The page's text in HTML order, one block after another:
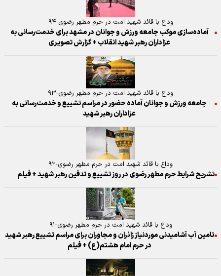
وداع با قائد شهید امت در حرم مطهر رضوی-۹۴
آماده‌سازی موکب جامعه ورزش و جوانان در مشهد برای خدمت‌رسانی به
عزاداران رهبر شهید انقلاب + گزارش تصویری
وداع با قائد شهید امت در حرم مطهر رضوی-۹۳
جامعه ورزش و جوانان آماده حضور در مراسم تشییع و خدمت‌رسانی به
عزاداران رهبر شهید
وداع با قائد شهید امت در حرم مطهر رضوی-۹۲
تشریح شرایط حرم مطهر رضوی در روز تشییع و تدفین رهبر شهید + فیلم
وداع با قائد شهید امت در حرم مطهر رضوی-۹۱
تامین آب آشامیدنی موردنیاز زائران و مجاوران برای مراسم تشییع رهبر شهید
در حرم امام هشتم(ع) + فیلم